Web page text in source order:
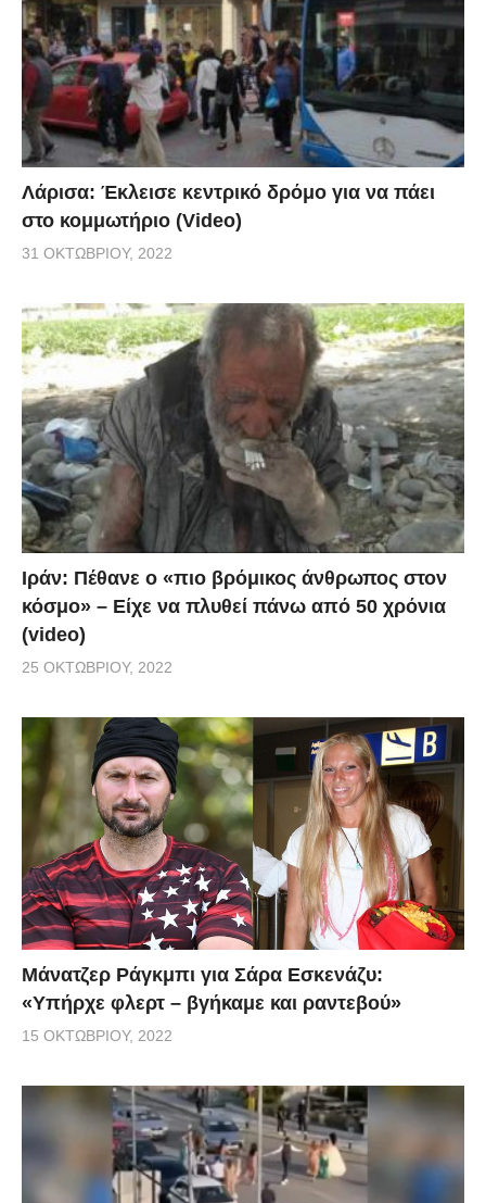
Λάρισα: Έκλεισε κεντρικό δρόμο για να πάει
στο κομμωτήριο (Video)
31 ΟΚΤΩΒΡΊΟΥ, 2022
Ιράν: Πέθανε ο «πιο βρόμικος άνθρωπος στον
κόσμο» – Είχε να πλυθεί πάνω από 50 χρόνια
(video)
25 ΟΚΤΩΒΡΊΟΥ, 2022
Μάνατζερ Ράγκμπι για Σάρα Εσκενάζυ:
«Υπήρχε φλερτ – βγήκαμε και ραντεβού»
15 ΟΚΤΩΒΡΊΟΥ, 2022